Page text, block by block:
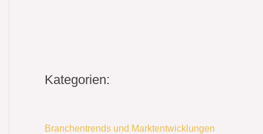
Kategorien:
Branchentrends und Marktentwicklungen